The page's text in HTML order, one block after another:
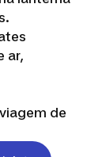
ar,
de